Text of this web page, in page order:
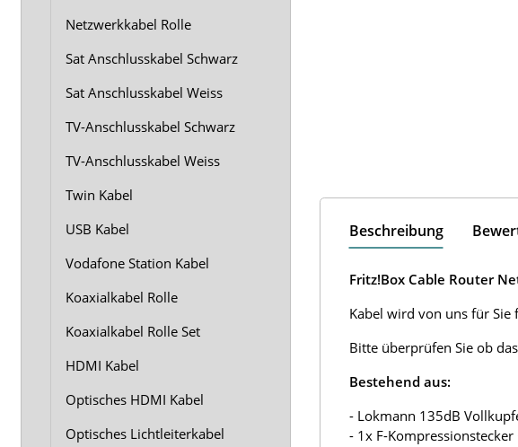
Beschreibung
Fritz!Box Cable Router
Kabel wird von uns für
Bitte überprüfen Sie ob
Bestehend aus:
- Lokmann 135dB
- 1x F-
Netzwerkkabel Rolle
Sat Anschlusskabel Schwarz
Sat Anschlusskabel Weiss
TV-Anschlusskabel Schwarz
TV-Anschlusskabel Weiss
Twin Kabel
USB Kabel
Vodafone Station Kabel
Koaxialkabel Rolle
Koaxialkabel Rolle Set
HDMI Kabel
Optisches HDMI Kabel
Optisches Lichtleiterkabel